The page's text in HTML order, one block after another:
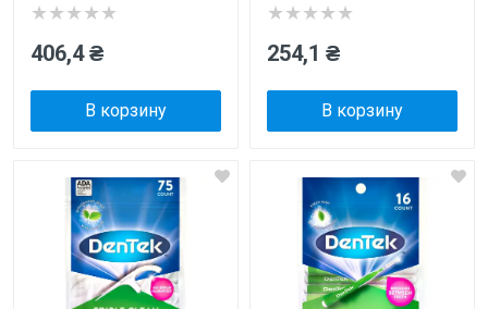
★★★★★
406,4 ₴
В корзину
★★★★★
254,1 ₴
В корзину